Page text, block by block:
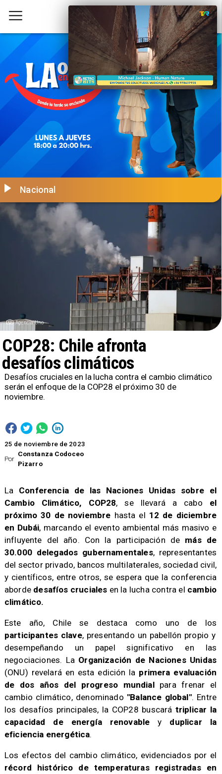
Agencia Uno
Por
Constanza Codoceo
Pizarro
COP28: Chile afronta
desafíos climáticos
Nacional
25 de noviembre de 2023
Desafíos cruciales en la lucha contra el cambio climático
serán el enfoque de la COP28 el próximo 30 de
noviembre.
La Conferencia de las Naciones Unidas sobre el
Cambio Climático, COP28, se llevará a cabo el
próximo 30 de noviembre hasta el 12 de diciembre
en Dubái, marcando el evento ambiental más masivo e
influyente del año. Con la participación de más de
30.000 delegados gubernamentales, representantes
del sector privado, bancos multilaterales, sociedad civil,
y científicos, entre otros, se espera que la conferencia
aborde desafíos cruciales en la lucha contra el cambio
climático.
​Este año, Chile se destaca como uno de los
participantes clave, presentando un pabellón propio y
desempeñando un papel significativo en las
negociaciones. La Organización de Naciones Unidas
(ONU) revelará en esta edición la primera evaluación
de dos años del progreso mundialpara frenar el
cambio climático, denominado "Balance global". Entre
los desafíos principales, la COP28 buscará triplicar la
capacidad de energía renovable y duplicar la
eficiencia energética.
​Los efectos del cambio climático, evidenciados por el
récord histórico de temperaturas registradas en